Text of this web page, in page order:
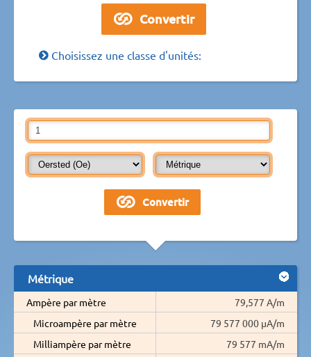
Choisissez une classe d'unités:
Métrique
Ampère par mètre
79,577 A/m
Microampère par mètre
79 577 000 µA/m
Milliampère par mètre
79 577 mA/m